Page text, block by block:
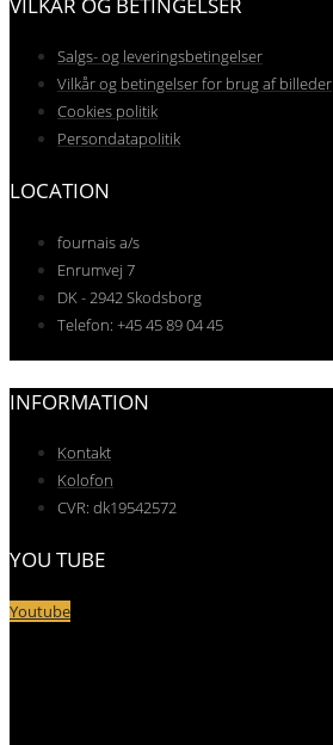
Salgs- og leveringsbetingelser
Vilkår og betingelser for brug af billeder
Cookies politik
Persondatapolitik
LOCATION
fournais a/s
Enrumvej 7
DK - 2942 Skodsborg
Telefon: +45 45 89 04 45
INFORMATION
Kontakt
Kolofon
CVR: dk19542572
YOU TUBE
Youtube